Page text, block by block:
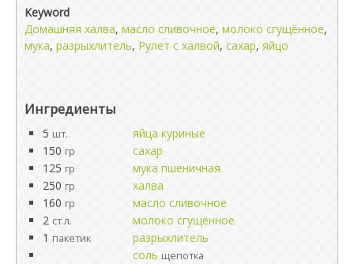
Keyword
Домашняя халва, масло сливочное, молоко сгущённое,
мука, разрыхлитель, Рулет с халвой, сахар, яйцо
Ингредиенты
5 шт.
яйца куриные
150 гр
сахар
125 гр
мука пшеничная
250 гр
халва
160 гр
масло сливочное
2 ст.л.
молоко сгущённое
1 пакетик
разрыхлитель
соль щепотка